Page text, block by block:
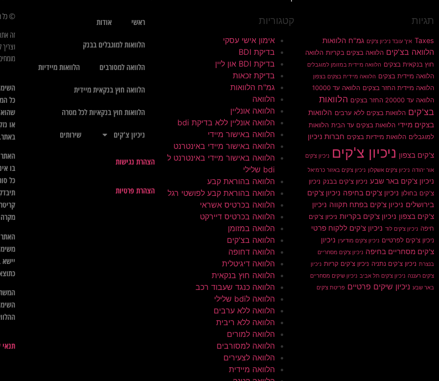
תגיות
Taxes איך עובד ניכיון צ'קים גמ"ח הלוואות
הלוואה בצ'קים הלוואה בצקים בקריות הלוואה
חוץ בנקאית בצקים הלוואה מיידית במזומן למוגבלים
הלוואה מיידית בצקים הלוואה מיידית בצקים בצפון
הלוואה מיידית החזר בצקים הלוואה עד 10000
הלוואה עד 20000 החזר בצקים
הלוואות
בצ'קים הלוואות בצקים ללא ערבים הלוואות
בצקים מיידי הלוואות בצקים עד הבית הלוואות
למוגבלים הלוואות מיידיות בצקים חברות ניכיון
צ'קים בצפון ניכיון צ'קים ניכיון צ'קים
אור יהודה ניכיון צ'קים אשקלון ניכיון צ'קים באזור כרמיאל
ניכיון צ'קים באר שבע ניכיון צ'קים בבנק ניכיון
צ'קים בחולון ניכיון צ'קים בחיפה ניכיון צ'קים
בירושלים ניכיון צ'קים בפתח תקווה ניכיון
צ'קים בצפון ניכיון צ'קים בקריות ניכיון צ'קים
חיפה ניכיון צ'קים לוד ניכיון צ'קים ללקוח פרטי
ניכיון צ'קים לפרטיים ניכיון צ'קים מודיעין ניכיון
צ'קים מסחריים בחיפה ניכיון צ'קים מסחריים
בנצרת ניכיון צ'קים נתניה ניכיון צ'קים קריות ניכיון
צ'קים רעננה ניכיון צ'קים תל אביב ניכיון שיקים מסחריים
באר שבע ניכיון שיקים פרטיים פריטת צ'קים
קטגוריות
אימון אישי עסקי
בדיקת BDI
בדיקת BDI און ליין
בדיקת זכאות
גמ"ח הלוואות
הלוואה
הלוואה אונליין
הלוואה אונליין ללא בדיקת bdi
הלוואה באישור מיידי
הלוואה באישור מיידי באינטרנט
הלוואה באישור מיידי באינטרנט ל
bdi שלילי
הלוואה בהוראת קבע
הלוואה בהוראת קבע לפושטי רגל
הלוואה בכרטיס אשראי
הלוואה בכרטיס דיירקט
הלוואה במזומן
הלוואה בצ'קים
הלוואה דחופה
הלוואה דיגיטלית
הלוואה חוץ בנקאית
הלוואה כנגד שעבוד רכב
הלוואה לbdi שלילי
הלוואה ללא ערבים
הלוואה ללא ריבית
הלוואה למורים
הלוואה למסורבים
הלוואה לצעירים
הלוואה מיידית
ראשי אודות
הלוואות למוגבלים בבנק
הלוואה למסורבים הלוואות מיידיות
הלוואה חוץ בנקאית מיידית
הלוואות חוץ בנקאיות לכל מטרה
ניכיון צ'קים שירותים
הצהרת נגישות
הצהרת פרטיות
© כל
זה
כל
או
האתר
בו
כל
מקרה
האתר